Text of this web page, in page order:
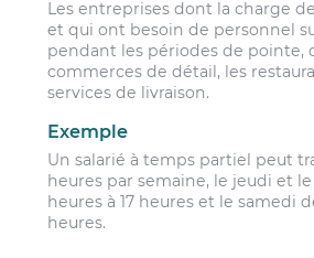
Les entreprises dont la charge
et qui ont besoin de personnel
pendant les périodes de pointe,
commerces de détail, les
services de livraison.
Exemple
Un salarié à temps partiel peut
heures par semaine, le jeudi et
heures à 17 heures et le samedi
heures.